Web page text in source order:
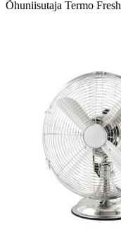
Õhuniisutaja Termo Fresh